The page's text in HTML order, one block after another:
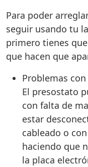
Para poder
seguir usando tu
primero tienes
que hacen que
Problemas con
El presostato
con falta de
estar
cableado o
haciendo que
la placa